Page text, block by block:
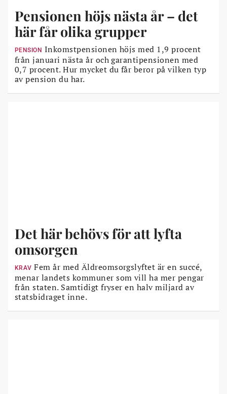
Pensionen höjs nästa år – det
här får olika grupper
PENSION Inkomstpensionen höjs med 1,9 procent
från januari nästa år och garantipensionen med
0,7 procent. Hur mycket du får beror på vilken typ
av pension du har.
Det här behövs för att lyfta
omsorgen
KRAV Fem år med Äldreomsorgslyftet är en succé,
menar landets kommuner som vill ha mer pengar
från staten. Samtidigt fryser en halv miljard av
statsbidraget inne.